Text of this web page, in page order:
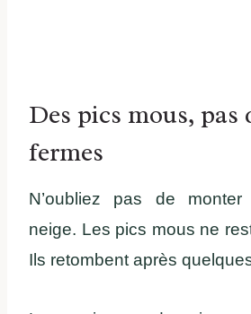
Des pics mous, pas
fermes
N’oubliez pas de
neige. Les pics mous ne
Ils retombent après